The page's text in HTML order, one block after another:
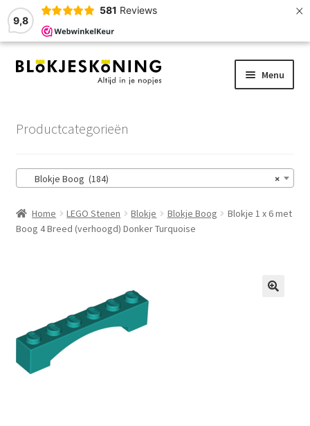
9,8
581 Reviews ×
Ga
Ga
Menu
Winkelmand
Afrekenen
Productcategorieën
×
Blokje Boog (184)
Home LEGO Stenen Blokje Blokje Boog
Blokje 1 x 6 met
Boog 4 Breed (verhoogd) Donker Turquoise